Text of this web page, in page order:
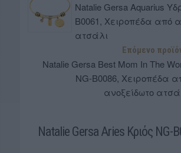
Natalie Gersa Aquarius
B0061, Χειροπέδα από
ατσάλι
Επόμενο
Natalie Gersa Best Mom In The
NG-B0086, Χειροπέδα
ανοξείδωτο
Natalie Gersa Aries Κριός NG-